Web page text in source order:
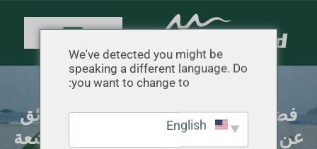
فضح خرافات الخيام الشاطئية: حقائق
عن السلامة والإعداد والحماية من أشعة
We've detected you might be
speaking a different language. Do
you want to change to: